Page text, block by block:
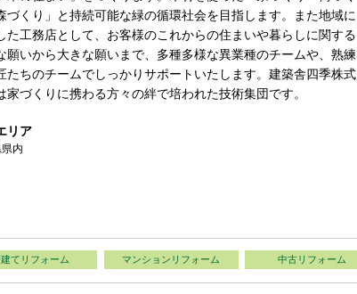
づくり」と持続可能な緑の循環社会を目指します。また地域に
た工務店として、お客様のこれからの住まいや暮らしに関する
願いから大きな願いまで、多種多様な異業種のチームや、熟練
たちのチームでしっかりサポートいたします。建築舎四季株式
家づくりに携わる方々の絆で培われた技術集団です。
リア
内
建てリフォーム マンションリフォーム 中古リフォーム